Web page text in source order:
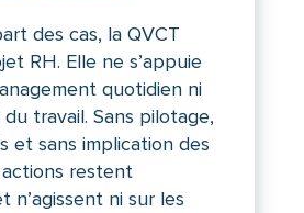
des cas, la QVCT
RH. Elle ne s’appuie
quotidien ni
travail. Sans pilotage,
et sans implication des
restent
n’agissent ni sur les